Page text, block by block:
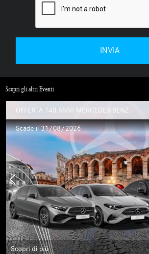
Scopri gli altri Eventi
OFFERTA 140 ANNI MERCEDES-BENZ.
Scade il 31/08/2026
Scopri di più